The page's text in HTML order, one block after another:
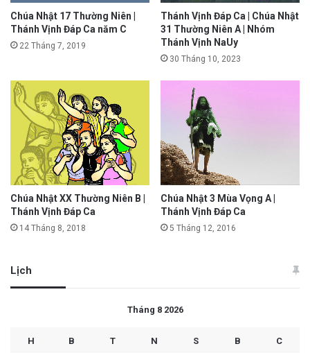
Chúa Nhật 17 Thường Niên |
Thánh Vịnh Đáp Ca năm C
22 Tháng 7, 2019
Thánh Vịnh Đáp Ca | Chúa Nhật
31 Thường Niên A | Nhóm
Thánh Vịnh NaUy
30 Tháng 10, 2023
Chúa Nhật XX Thường Niên B |
Thánh Vịnh Đáp Ca
14 Tháng 8, 2018
Chúa Nhật 3 Mùa Vọng A |
Thánh Vịnh Đáp Ca
5 Tháng 12, 2016
Lịch
Tháng 8 2026
H B T N S B C